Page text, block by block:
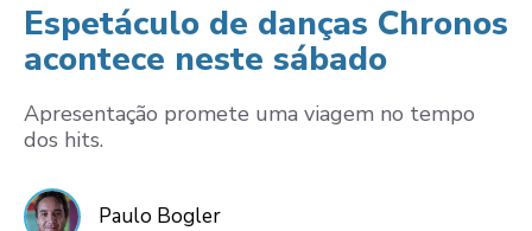
Espetáculo de danças Chronos
acontece neste sábado
Apresentação promete uma viagem no tempo
dos hits.
Paulo Bogler